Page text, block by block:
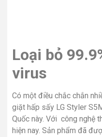
Loại bỏ
virus
Có một điều chắc chắn
giặt hấp sấy LG Styler
Quốc này. Với công nghệ
hiện nay. Sản phẩm đã